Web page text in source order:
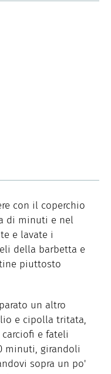
con il coperchio
di minuti e nel
e lavate i
della barbetta e
piuttosto
un altro
e cipolla tritata,
e fateli
minuti, girandoli
sopra un po'